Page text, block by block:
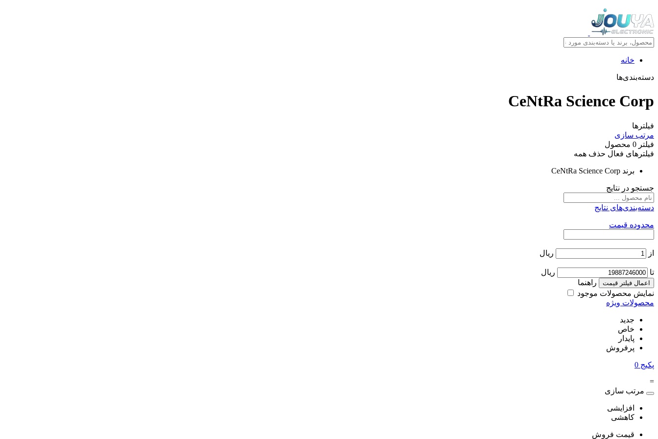
خانه
دسته‌بندی‌ها
CeNtRa Science Corp
فیلترها
مرتب سازی
فیلتر 0 محصول
فیلترهای فعال حذف همه
برند CeNtRa Science Corp
جستجو در نتایج
دسته‌بندی‌های نتایج
محدوده قیمت
از ریال
تا ریال
اعمال فیلتر قیمت
راهنما
نمایش محصولات موجود
محصولات ویژه
جدید
خاص
پایدار
پرفروش
پکیج 0
=
مرتب سازی
افزایشی
کاهشی
قیمت فروش